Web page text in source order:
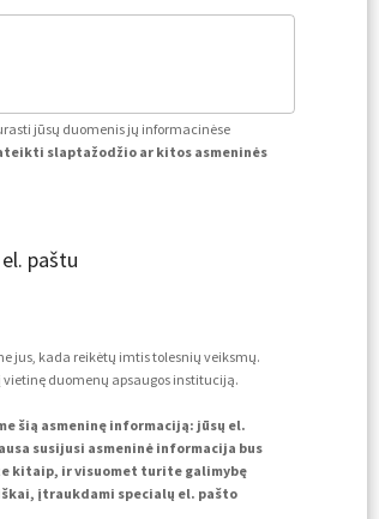
jūsų duomenis jų informacinėse
slaptažodžio ar kitos asmeninės
paštu
jus, kada reikėtų imtis tolesnių veiksmų.
duomenų apsaugos instituciją.
šią asmeninę informaciją: jūsų el.
susijusi asmeninė informacija bus
kitaip, ir visuomet turite galimybę
įtraukdami specialų el. pašto